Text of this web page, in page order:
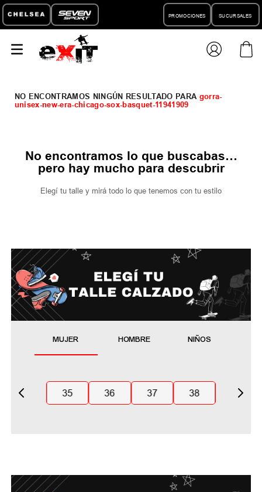
PROMOCIONES SUCURSALES
gorra-
unisex-new-era-chicago-sox-basquet-11941909
No encontramos lo que buscabas…
pero hay mucho para descubrir
Elegí tu talle y mirá todo lo que tenemos con tu estilo
MUJER HOMBRE NIÑOS
35 36 37 38